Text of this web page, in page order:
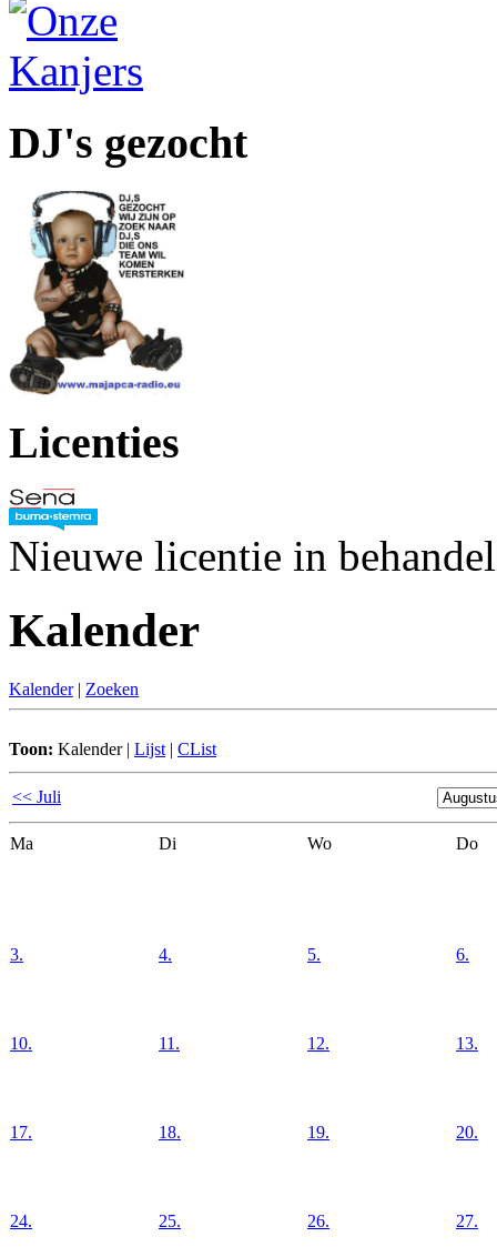
DJ's gezocht
Licenties
Nieuwe licentie in
Kalender
Kalender | Zoeken
Toon: Kalender| Lijst | CList
<< Juli
Ma Di Wo Do
3. 4. 5. 6.
10. 11. 12. 13.
17. 18. 19. 20.
24. 25. 26. 27.